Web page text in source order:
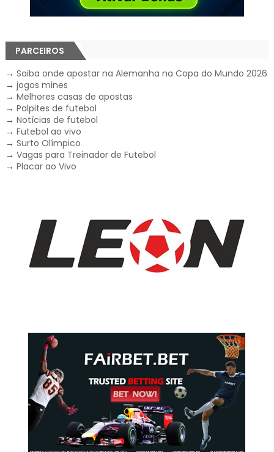
PARCEIROS
→ Saiba onde apostar na Alemanha na Copa do Mundo 2026
→ jogos mines
→ Melhores casas de apostas
→ Palpites de futebol
→ Notícias de futebol
→ Futebol ao vivo
→ Surto Olímpico
→ Vagas para Treinador de Futebol
→ Placar ao Vivo